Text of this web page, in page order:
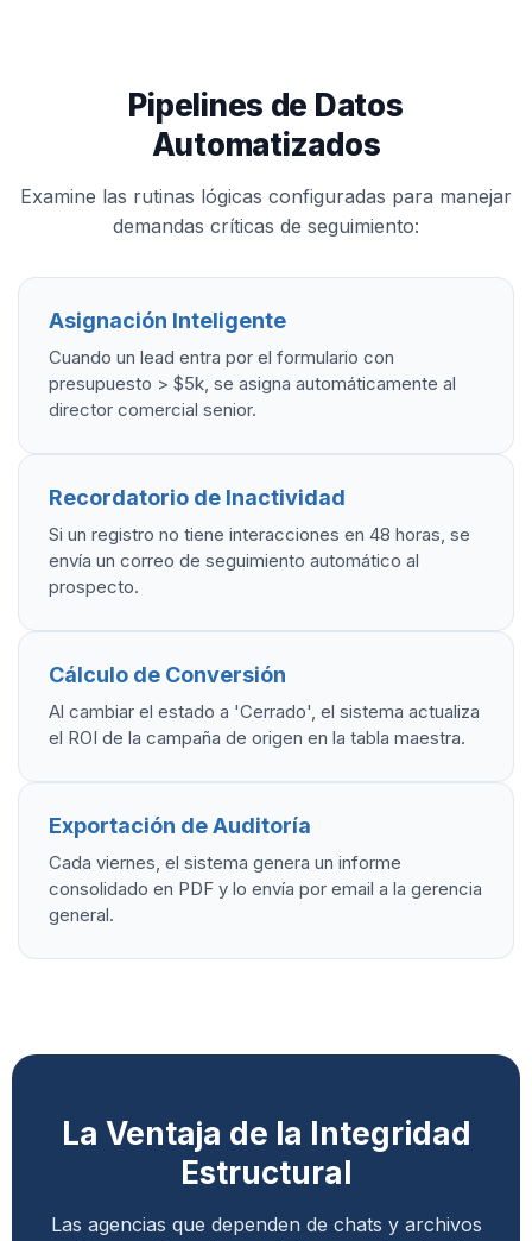
Pipelines de Datos
Automatizados
Examine las rutinas lógicas configuradas para manejar
demandas críticas de seguimiento:
Asignación Inteligente
Cuando un lead entra por el formulario con
presupuesto > $5k, se asigna automáticamente al
director comercial senior.
Recordatorio de Inactividad
Si un registro no tiene interacciones en 48 horas, se
envía un correo de seguimiento automático al
prospecto.
Cálculo de Conversión
Al cambiar el estado a 'Cerrado', el sistema actualiza
el ROI de la campaña de origen en la tabla maestra.
Exportación de Auditoría
Cada viernes, el sistema genera un informe
consolidado en PDF y lo envía por email a la gerencia
general.
La Ventaja de la Integridad
Estructural
Las agencias que dependen de chats y archivos